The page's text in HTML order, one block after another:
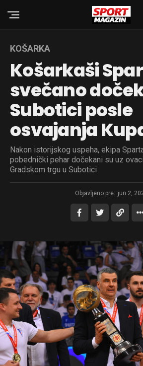
KOŠARKA
Košarkaši
svečano
Subotici posle
osvajanja
Nakon istorijskog uspeha, ekipa
pobednički pehar dočekani su uz
Gradskom trgu u Subotici
Objavljeno pre: jun 2,